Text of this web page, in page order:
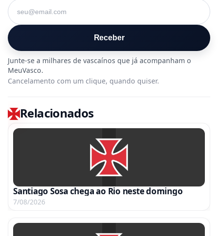
Seu e-mail
Receber
Cancelamento com um clique, quando quiser.
Relacionados
Santiago Sosa chega ao Rio neste domingo
7/08/2026